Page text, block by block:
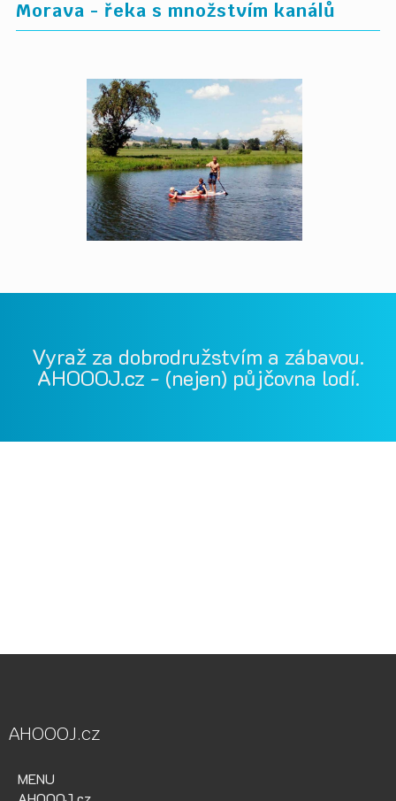
Morava - řeka s množstvím kanálů
Vyraž za dobrodružstvím a zábavou.
AHOOOJ.cz - (nejen) půjčovna lodí.
AHOOOJ.cz
MENU